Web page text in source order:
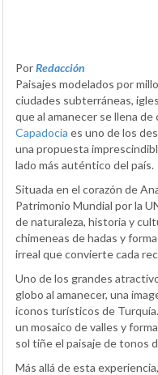
PorRedacción
Paisajes modelados por
ciudades subterráneas,
que al amanecer se llena
Capadocia es uno de los
una propuesta
lado más auténtico del país.
Situada en el corazón de
Patrimonio Mundial por la
de naturaleza, historia y
chimeneas de hadas y
irreal que convierte cada
Uno de los grandes
globo al amanecer, una
iconos turísticos de
un mosaico de valles y
sol tiñe el paisaje de tonos
Más allá de esta